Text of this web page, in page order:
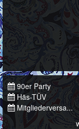
90er Party
Häs-TÜV
Mitgliederversa...